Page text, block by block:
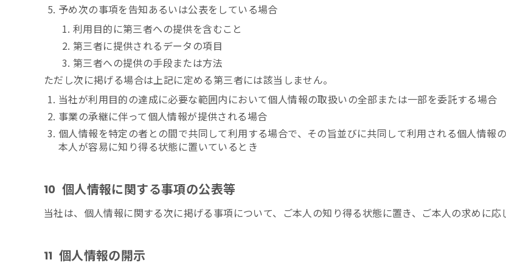
予め次の事項を告知あるいは公表をしている場合
利用目的に第三者への提供を含むこと
第三者に提供されるデータの項目
第三者への提供の手段または方法
ただし次に掲げる場合は上記に定める第三者には該当しません。
当社が利用目的の達成に必要な範囲内において個人情報の取扱いの全部または一部を委託する場合
事業の承継に伴って個人情報が提供される場合
個人情報を特定の者との間で共同して利用する場合で、その旨並びに共同して利用される個人情報
本人が容易に知り得る状態に置いているとき
10 個人情報に関する事項の公表等
当社は、個人情報に関する次に掲げる事項について、ご本人の知り得る状態に置き、ご本人の求めに応
11 個人情報の開示